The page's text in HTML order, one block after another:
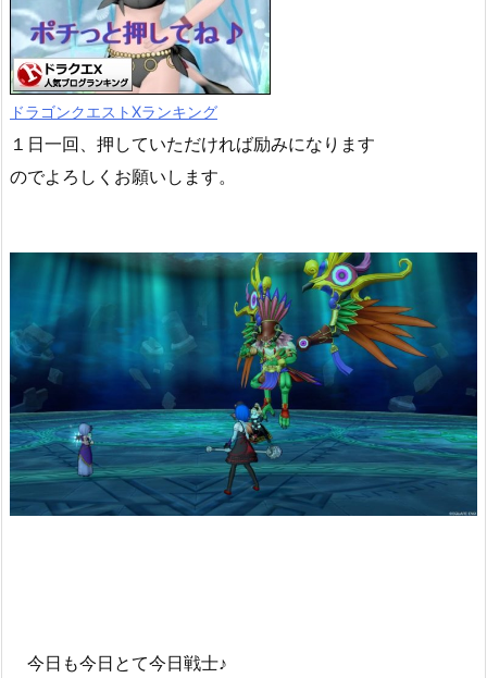
ドラゴンクエストXランキング
１日一回、押していただければ励みになります
のでよろしくお願いします。
今日も今日とて今日戦士♪